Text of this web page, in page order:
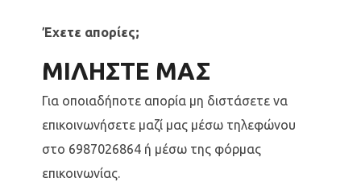
Έχετε απορίες;
ΜΙΛΗΣΤΕ ΜΑΣ
Για οποιαδήποτε απορία μη διστάσετε να
επικοινωνήσετε μαζί μας μέσω τηλεφώνου
στο 6987026864 ή μέσω της φόρμας
επικοινωνίας.